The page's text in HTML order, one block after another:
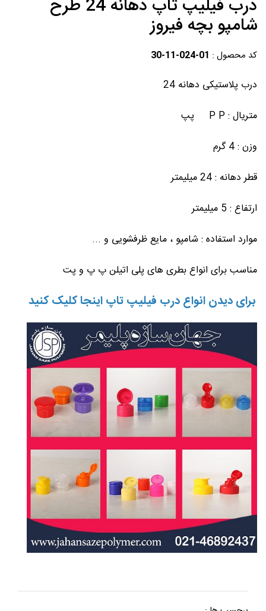
درب فیلیپ تاپ دهانه 24 طرح
شامپو بچه فیروز
کد محصول : 30-11-024-01
درب پلاستیکی دهانه 24
متریال : P P پپ
وزن : 4 گرم
قطر دهانه : 24 میلیمتر
ارتفاع : 5 میلیمتر
موارد استفاده : شامپو ، مایع ظرفشویی و ...
مناسب برای انواع بطری های پلی اتیلن پ پ و پت
برای دیدن انواع درب فیلیپ تاپ اینجا کلیک کنید